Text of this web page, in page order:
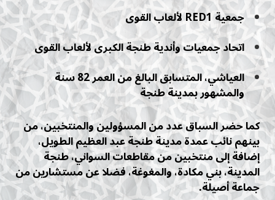
جمعية RED1 لألعاب القوى
اتحاد جمعيات وأندية طنجة الكبرى لألعاب القوى
العياشي، المتسابق البالغ من العمر 82 سنة
والمشهور بمدينة طنجة
كما حضر السباق عدد من المسؤولين والمنتخبين، من
بينهم نائب عمدة مدينة طنجة عبد العظيم الطويل،
إضافة إلى منتخبين من مقاطعات السواني، طنجة
المدينة، بني مكادة، والمغوغة، فضلا عن مستشارين من
جماعة أصيلة.